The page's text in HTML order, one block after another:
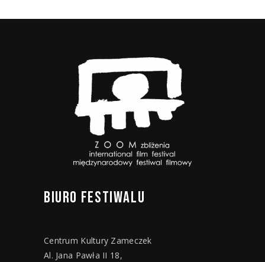
BIURO FESTIWALU
Centrum Kultury Zameczek
Al. Jana Pawła II 18,